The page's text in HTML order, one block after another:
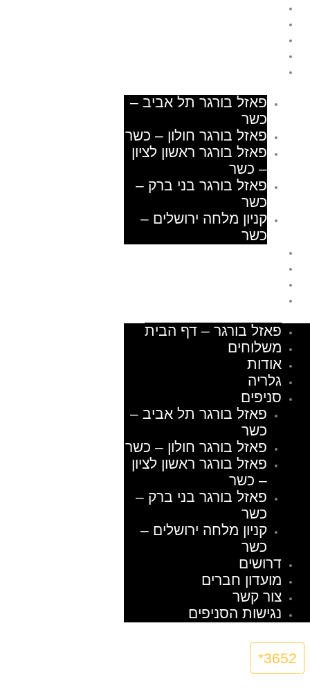
דילוג
לתוכן
פאזל בורגר תל אביב –
כשר
פאזל בורגר חולון – כשר
פאזל בורגר ראשון לציון
– כשר
פאזל בורגר בני ברק –
כשר
קניון מלחה ירושלים –
כשר
פאזל בורגר – דף הבית
משלוחים
אודות
גלריה
סניפים
פאזל בורגר תל אביב –
כשר
פאזל בורגר חולון – כשר
פאזל בורגר ראשון לציון
– כשר
פאזל בורגר בני ברק –
כשר
קניון מלחה ירושלים –
כשר
דרושים
מועדון חברים
צור קשר
נגישות הסניפים
3652*